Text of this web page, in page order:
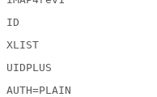
ID
XLIST
UIDPLUS
AUTH=PLAIN